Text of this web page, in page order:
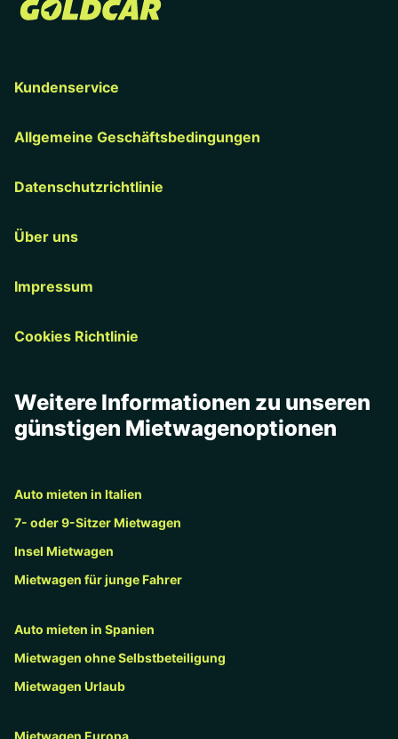
Kundenservice
Allgemeine Geschäftsbedingungen
Datenschutzrichtlinie
Über uns
Impressum
Cookies Richtlinie
Weitere Informationen zu unseren
günstigen Mietwagenoptionen
Auto mieten in Italien
7- oder 9-Sitzer Mietwagen
Insel Mietwagen
Mietwagen für junge Fahrer
Auto mieten in Spanien
Mietwagen ohne Selbstbeteiligung
Mietwagen Urlaub
Mietwagen Europa